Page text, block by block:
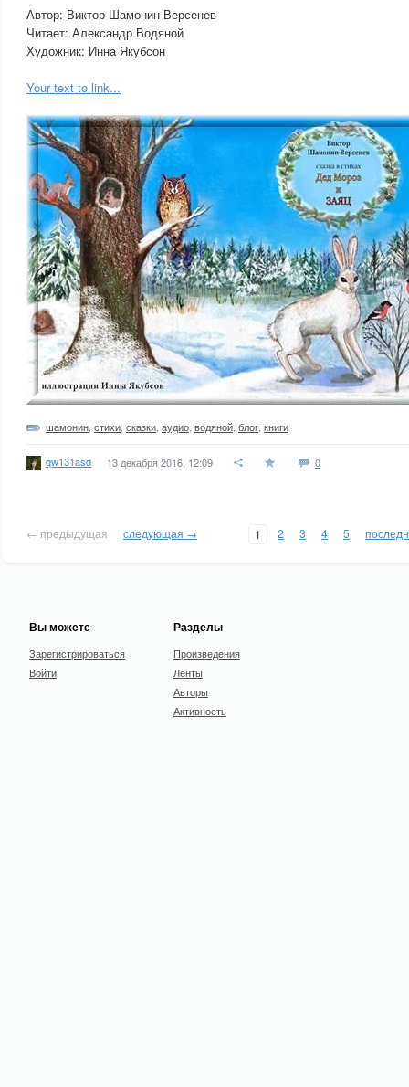
Автор: Виктор Шамонин-Версенев
Читает: Александр Водяной
Художник: Инна Якубсон
Your text to link...
шамонин стихи сказки аудио водяной блог книги
qw131asd 13 декабря 2016, 12:09 0
← предыдущая следующая → 1 2 3 4 5
Вы можете
Зарегистрироваться
Войти
Разделы
Произведения
Ленты
Авторы
Активность